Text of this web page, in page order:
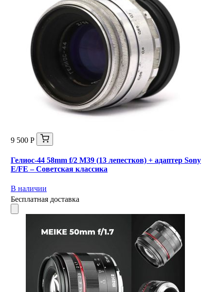
9 500 Р
Гелиос-44 58mm f/2 М39 (13 лепестков) + адаптер Sony
E/FE – Советская классика
В наличии
Бесплатная доставка